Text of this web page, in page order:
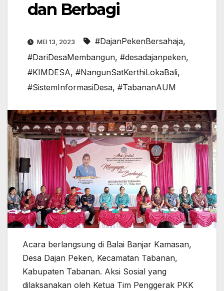
dan Berbagi
MEI 13, 2023 #DajanPekenBersahaja,
#DariDesaMembangun, #desadajanpeken,
#KIMDESA, #NangunSatKerthiLokaBali,
#SistemInformasiDesa, #TabananAUM
Acara berlangsung di Balai Banjar Kamasan,
Desa Dajan Peken, Kecamatan Tabanan,
Kabupaten Tabanan. Aksi Sosial yang
dilaksanakan oleh Ketua Tim Penggerak PKK